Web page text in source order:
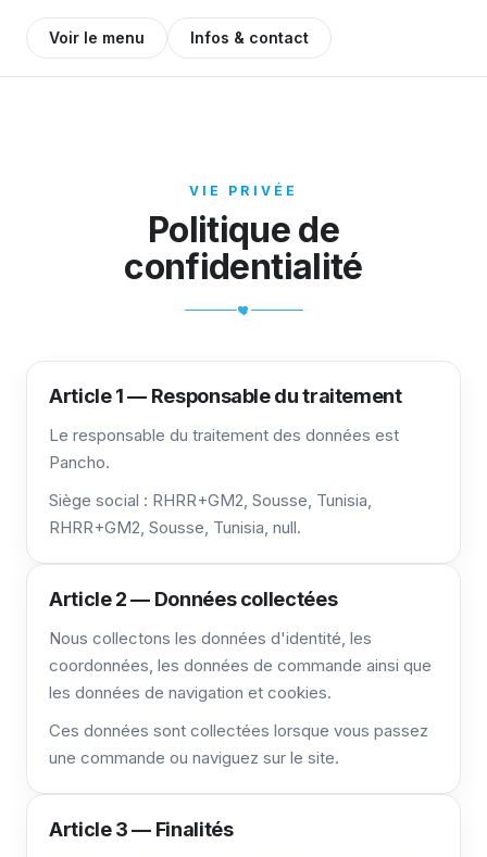
Voir le menu Infos & contact
VIE PRIVÉE
Politique de
confidentialité
Article 1 — Responsable du traitement
Le responsable du traitement des données est
Pancho.
Siège social : RHRR+GM2, Sousse, Tunisia,
RHRR+GM2, Sousse, Tunisia, null.
Article 2 — Données collectées
Nous collectons les données d'identité, les
coordonnées, les données de commande ainsi que
les données de navigation et cookies.
Ces données sont collectées lorsque vous passez
une commande ou naviguez sur le site.
Article 3 — Finalités